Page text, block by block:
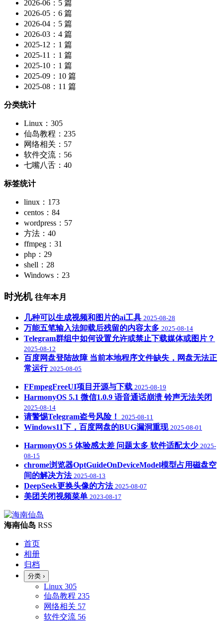
2026-06：5 篇
2026-05：6 篇
2026-04：5 篇
2026-03：4 篇
2025-12：1 篇
2025-11：1 篇
2025-10：1 篇
2025-09：10 篇
2025-08：11 篇
分类统计
Linux：305
仙岛教程：235
网络相关：57
软件交流：56
七嘴八舌：40
标签统计
linux：173
centos：84
wordpress：57
方法：40
ffmpeg：31
php：29
shell：28
Windows：23
时光机 往年本月
几种可以生成视频和图片的ai工具 2025-08-28
万能五笔输入法卸载后残留的内容太多 2025-08-14
Telegram群组中如何设置允许或禁止下载媒体或图片？
2025-08-12
百度网盘登陆故障 当前本地程序文件缺失，网盘无法正
常运行 2025-08-05
FFmpegFreeUI项目开源与下载 2025-08-19
HarmonyOS 5.1 微信1.0.9 语音通话崩溃 铃声无法关闭
2025-08-14
请警惕Telegram盗号风险！ 2025-08-11
Windows11下，百度网盘的BUG漏洞重现 2025-08-01
HarmonyOS 5 体验感太差 问题太多 软件适配太少 2025-
08-15
chrome浏览器OptGuideOnDeviceModel模型占用磁盘空
间的解决方法 2025-08-13
DeepSeek更换头像的方法 2025-08-07
美团关闭视频菜单 2023-08-17
海南仙岛 RSS
首页
相册
归档
分类 ›
Linux 305
仙岛教程 235
网络相关 57
软件交流 56